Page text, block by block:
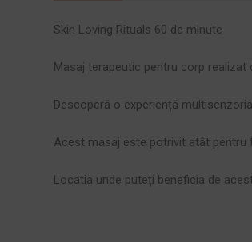
Skin Loving Rituals 60 de minute
Masaj terapeutic pentru corp realizat
Descoperă o experiență
Acest masaj este potrivit atât pentru
Locatia unde puteți beneficia de